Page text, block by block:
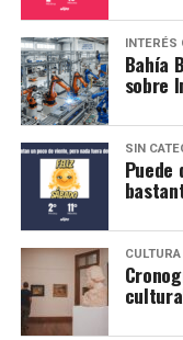
INTERÉS
Bahía
sobre
SIN
Puede
CULTURA